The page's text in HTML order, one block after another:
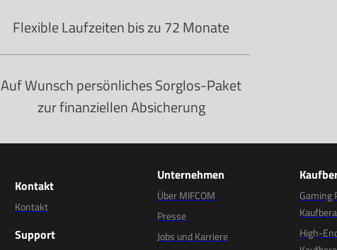
Flexible Laufzeiten bis zu 72 Monate
Auf Wunsch persönliches Sorglos-Paket
zur finanziellen Absicherung
Kontakt
Kontakt
Support
Unternehmen
Über MIFCOM
Presse
Jobs und Karriere
Gaming
High-